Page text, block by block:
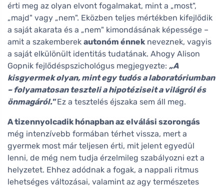
érti meg az olyan elvont fogalmakat, mint a „most",
„majd" vagy „nem". Eközben teljes mértékben kifejlődik
a saját akarata és a „nem" kimondásának képessége –
amit a szakemberek autonóm énnek neveznek, vagyis
a saját elkülönült identitás tudatának. Ahogy Alison
Gopnik fejlődéspszichológus megjegyezte: „A
kisgyermek olyan, mint egy tudós a laboratóriumban
– folyamatosan teszteli a hipotéziseit a világról és
önmagáról."Ez a tesztelés éjszaka sem áll meg.
A tizennyolcadik hónapban az elválási szorongás
még intenzívebb formában térhet vissza, mert a
gyermek most már teljesen érti, mit jelent egyedül
lenni, de még nem tudja érzelmileg szabályozni ezt a
helyzetet. Ehhez adódnak a fogak, a nappali ritmus
lehetséges változásai, valamint az agy természetes